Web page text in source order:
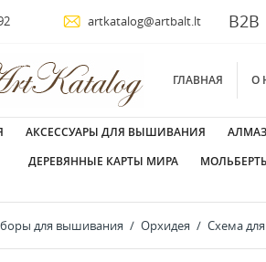
artkatalog@artbalt.lt B2B
ГЛАВНАЯ О
АКСЕССУАРЫ ДЛЯ ВЫШИВАНИЯ
ДЕРЕВЯННЫЕ КАРТЫ МИРА
для вышивания Орхидея Схема